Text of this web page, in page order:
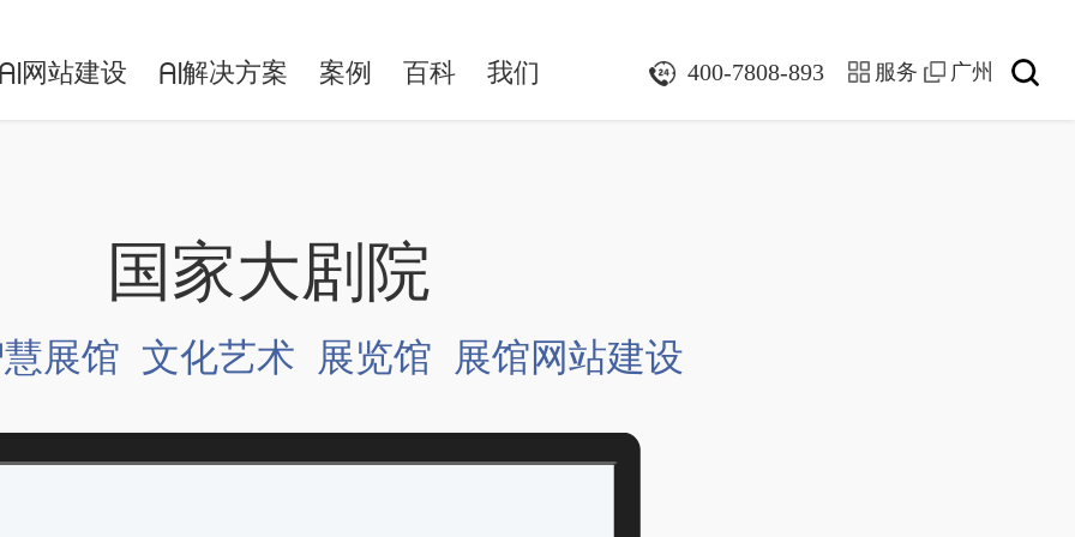
网站建设 AI 解决方案 案例 百科 我们 400-7808-893 服务 广州
国家大剧院
展馆 文化艺术 展览馆 展馆网站建设